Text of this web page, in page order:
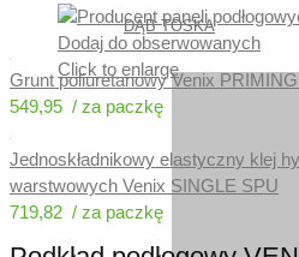
DĄB TOSKA
Dodaj do obserwowanych
Click to enlarge
Grunt poliuretanowy Venix
549,95
Jednoskładnikowy elastyczny klej
warstwowych Venix SINGLE SPU
719,82